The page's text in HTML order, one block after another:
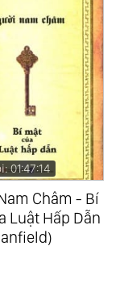
01:47:14
Châm - Bí
Luật Hấp Dẫn